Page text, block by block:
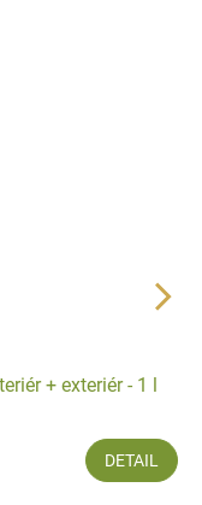
+ exteriér - 1 l
DETAIL